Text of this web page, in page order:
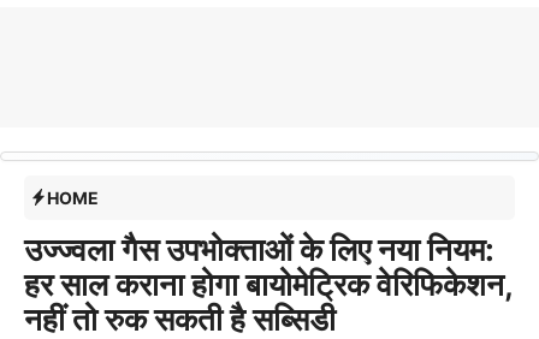
HOME
उज्ज्वला गैस उपभोक्ताओं के लिए नया नियम:
हर साल कराना होगा बायोमेट्रिक वेरिफिकेशन,
नहीं तो रुक सकती है सब्सिडी